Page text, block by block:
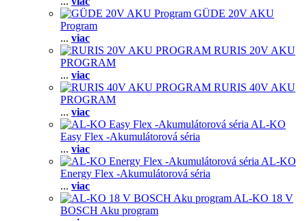
GÜDE 20V AKU
Program
... viac
RURIS 20V AKU
PROGRAM
... viac
RURIS 40V AKU
PROGRAM
... viac
AL-KO
Easy Flex -Akumulátorová séria
... viac
AL-KO
Energy Flex -Akumulátorová séria
... viac
AL-KO 18 V
BOSCH Aku program